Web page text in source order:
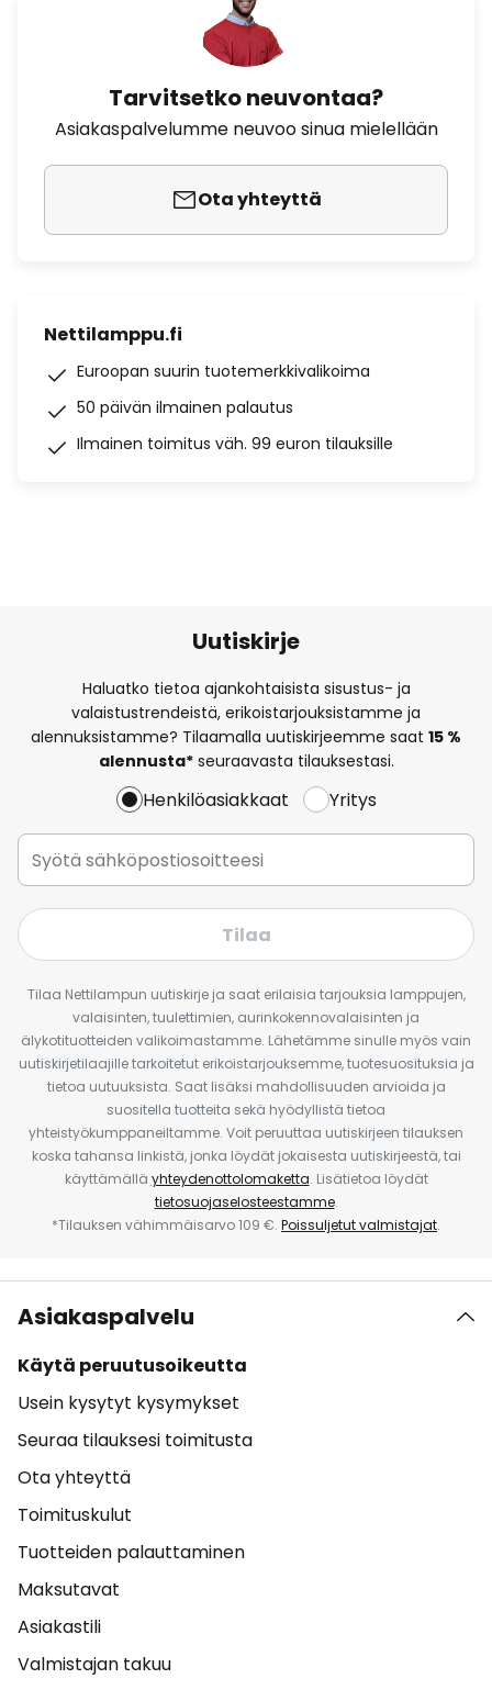
Tarvitsetko neuvontaa?
Asiakaspalvelumme neuvoo sinua mielellään
Ota yhteyttä
Nettilamppu.fi
Euroopan suurin tuotemerkkivalikoima
50 päivän ilmainen palautus
Ilmainen toimitus väh. 99 euron tilauksille
Uutiskirje
Haluatko tietoa ajankohtaisista sisustus- ja
valaistustrendeistä, erikoistarjouksistamme ja
alennuksistamme? Tilaamalla uutiskirjeemme saat 15 %
alennusta*seuraavasta tilauksestasi.
Henkilöasiakkaat Yritys
Tilaa
Tilaa Nettilampun uutiskirje ja saat erilaisia tarjouksia lamppujen,
valaisinten, tuulettimien, aurinkokennovalaisinten ja
älykotituotteiden valikoimastamme. Lähetämme sinulle myös vain
uutiskirjetilaajille tarkoitetut erikoistarjouksemme, tuotesuosituksia ja
tietoa uutuuksista. Saat lisäksi mahdollisuuden arvioida ja
suositella tuotteita sekä hyödyllistä tietoa
yhteistyökumppaneiltamme. Voit peruuttaa uutiskirjeen tilauksen
koska tahansa linkistä, jonka löydät jokaisesta uutiskirjeestä, tai
käyttämällä yhteydenottolomaketta. Lisätietoa löydät
tietosuojaselosteestamme.
*Tilauksen vähimmäisarvo 109 €. Poissuljetut valmistajat.
Asiakaspalvelu
Käytä peruutusoikeutta
Usein kysytyt kysymykset
Seuraa tilauksesi toimitusta
Ota yhteyttä
Toimituskulut
Tuotteiden palauttaminen
Maksutavat
Asiakastili
Valmistajan takuu